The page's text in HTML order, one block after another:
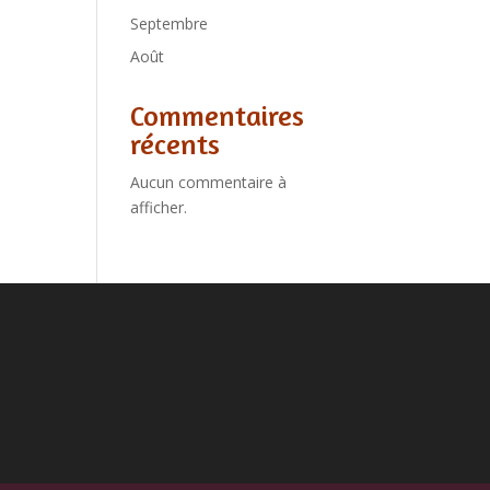
Septembre
Août
Commentaires
récents
Aucun commentaire à
afficher.